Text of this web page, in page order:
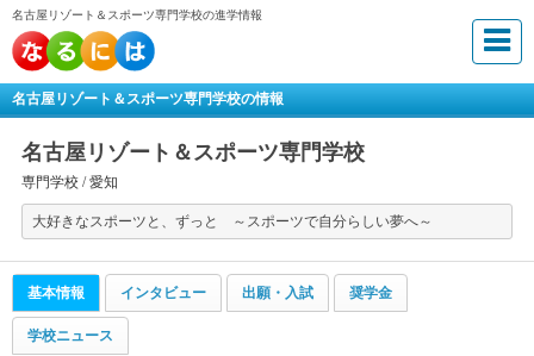
名古屋リゾート＆スポーツ専門学校の進学情報
名古屋リゾート＆スポーツ専門学校の情報
名古屋リゾート＆スポーツ専門学校
専門学校 /愛知
大好きなスポーツと、ずっと ～スポーツで自分らしい夢へ～
基本情報 インタビュー 出願・入試 奨学金
学校ニュース